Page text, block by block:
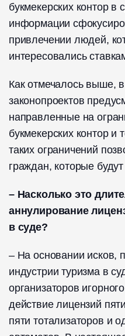
букмекерских контор в
информации
привлечении людей,
интересовались
Как отмечалось выше,
законопроектов
направленные на
букмекерских контор и
таких ограничений
граждан, которые
– Насколько это
аннулирование
в суде?
– На основании исков,
индустрии туризма в
организаторов
действие лицензий
пяти тотализаторов и